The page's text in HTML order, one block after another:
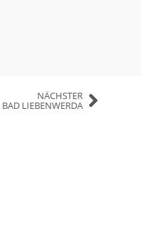
NÄCHSTER
BAD LIEBENWERDA